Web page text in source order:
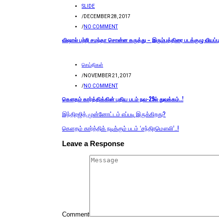
SLIDE
/DECEMBER 28, 2017
/NO COMMENT
விஷால் பற்றி சமந்தா சொன்ன கருத்து – இரும்புத்திரை படக்குழு வியப்பு
செய்திகள்
/NOVEMBER 21, 2017
/NO COMMENT
கௌதம் கார்த்திக்கின் புதிய படம் நவ-29ல் துவக்கம்..!
இந்திரஜித் முன்னோட்டம் எப்படி இருக்கிறது?
கௌதம் கார்த்திக் நடிக்கும் படம் ‘சந்திரமௌலி’..!
Leave a Response
Comment